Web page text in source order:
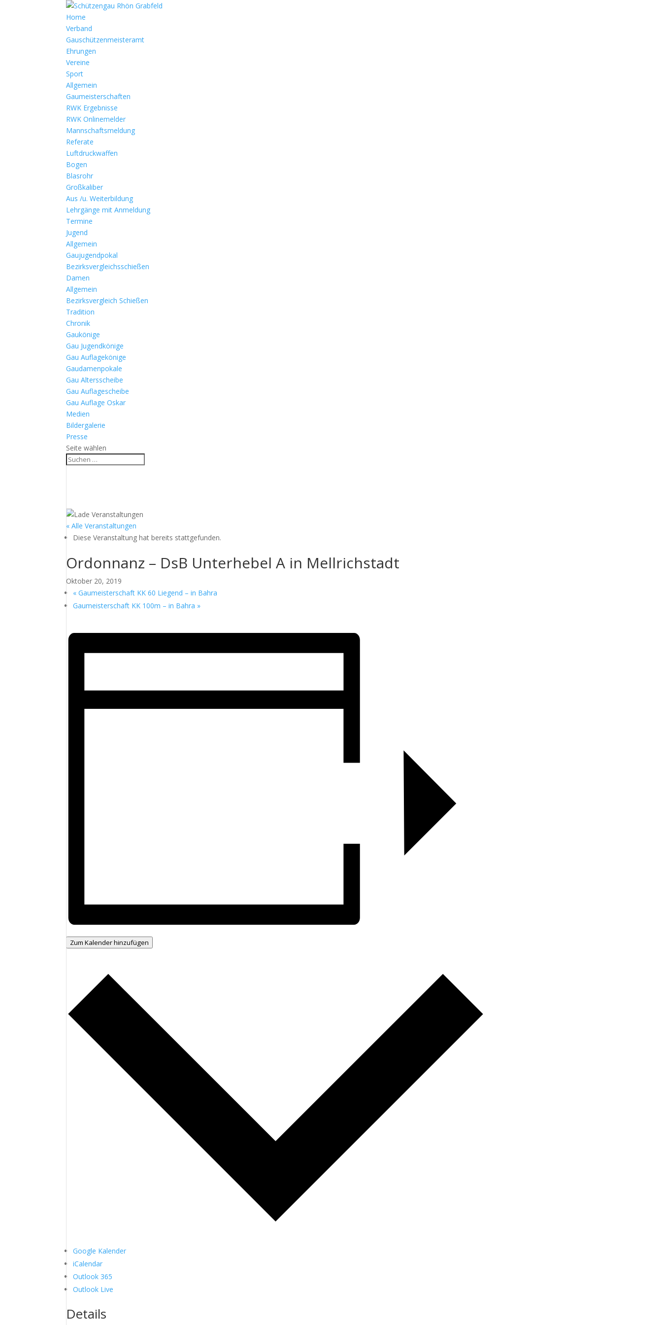
Home
Verband
Gauschützenmeisteramt
Ehrungen
Vereine
Sport
Allgemein
Gaumeisterschaften
RWK Ergebnisse
RWK Onlinemelder
Mannschaftsmeldung
Referate
Luftdruckwaffen
Bogen
Blasrohr
Großkaliber
Aus /u. Weiterbildung
Lehrgänge mit Anmeldung
Termine
Jugend
Allgemein
Gaujugendpokal
Bezirksvergleichsschießen
Damen
Allgemein
Bezirksvergleich Schießen
Tradition
Chronik
Gaukönige
Gau Jugendkönige
Gau Auflagekönige
Gaudamenpokale
Gau Altersscheibe
Gau Auflagescheibe
Gau Auflage Oskar
Medien
Bildergalerie
Presse
Seite wählen
« Alle Veranstaltungen
Diese Veranstaltung hat bereits stattgefunden.
Ordonnanz – DsB Unterhebel A in Mellrichstadt
Oktober 20, 2019
« Gaumeisterschaft KK 60 Liegend – in Bahra
Gaumeisterschaft KK 100m – in Bahra »
Zum Kalender hinzufügen
Google Kalender
iCalendar
Outlook 365
Outlook Live
Details